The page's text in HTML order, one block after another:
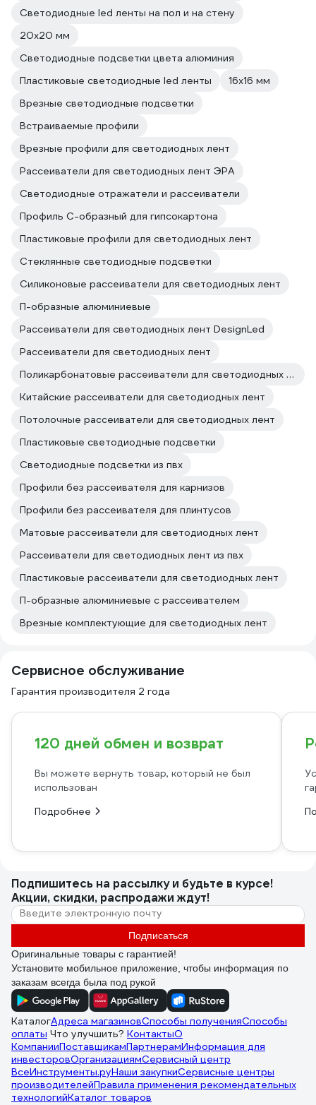
Светодиодные led ленты на пол и на стену
20х20 мм
Светодиодные подсветки цвета алюминия
Пластиковые светодиодные led ленты
16х16 мм
Врезные светодиодные подсветки
Встраиваемые профили
Врезные профили для светодиодных лент
Рассеиватели для светодиодных лент ЭРА
Светодиодные отражатели и рассеиватели
Профиль С-образный для гипсокартона
Пластиковые профили для светодиодных лент
Стеклянные светодиодные подсветки
Силиконовые рассеиватели для светодиодных лент
П-образные алюминиевые
Рассеиватели для светодиодных лент DesignLed
Рассеиватели для светодиодных лент
Поликарбонатовые рассеиватели для светодиодных лент
Китайские рассеиватели для светодиодных лент
Потолочные рассеиватели для светодиодных лент
Пластиковые светодиодные подсветки
Светодиодные подсветки из пвх
Профили без рассеивателя для карнизов
Профили без рассеивателя для плинтусов
Матовые рассеиватели для светодиодных лент
Рассеиватели для светодиодных лент из пвх
Пластиковые рассеиватели для светодиодных лент
П-образные алюминиевые с рассеивателем
Врезные комплектующие для светодиодных лент
Сервисное обслуживание
Гарантия производителя 2 года
120 дней обмен и возврат
Вы можете вернуть товар, который не был
использован
Подробнее
Подпишитесь на рассылкуи будьте в курсе!
Акции, скидки, распродажи ждут!
Подписаться
Оригинальные товары с гарантией!
Установите мобильное приложение, чтобы информация по
заказам всегда была под рукой
КаталогАдреса магазиновСпособы полученияСпособы
оплаты Что улучшить? КонтактыО
КомпанииПоставщикамПартнерамИнформация для
инвесторовОрганизациямСервисный центр
ВсеИнструменты.руНаши закупкиСервисные центры
производителейПравила применения рекомендательных
технологийКаталог товаров